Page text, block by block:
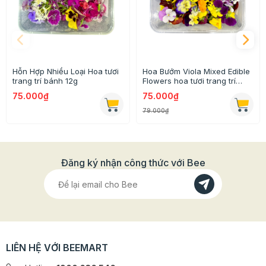
Hỗn Hợp Nhiều Loại Hoa tươi
trang trí bánh 12g
75.000₫
Hoa Bướm Viola Mixed Edible
Flowers hoa tươi trang trí
75.000₫
79.000₫
Đăng ký nhận công thức với Bee
LIÊN HỆ VỚI BEEMART